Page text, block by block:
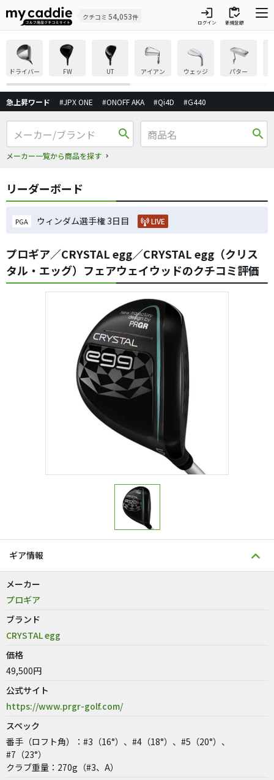
クチコミ 54,053件 login
ログイン
inventory
新規登録
ドライバー FW UT アイアン ウェッジ パター
急上昇ワード #JPX ONE #ONOFF AKA #Qi4D #G440
search
メーカー一覧から商品を探す
search
リーダーボード
PGA ウィンダム選手権 3日目 LIVE
プロギア／CRYSTAL egg／CRYSTAL egg（クリス
タル・エッグ）フェアウェイウッドのクチコミ評価
ギア情報
メーカー
プロギア
ブランド
CRYSTAL egg
価格
49,500円
公式サイト
https://www.prgr-golf.com/
スペック
番手（ロフト角）：#3（16°）、#4（18°）、#5（20°）、
#7（23°）
クラブ重量：270g（#3、A）